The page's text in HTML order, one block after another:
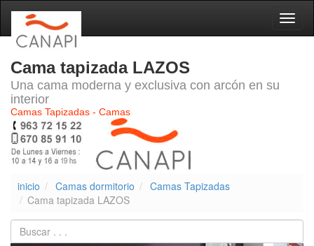
Cama tapizada LAZOS
Una cama moderna y exclusiva con arcón en su
interior
Camas Tapizadas - Camas
inicio Camas dormitorio
Camas Tapizadas
Cama tapizada LAZOS